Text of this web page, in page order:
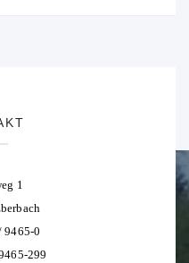
1
9465-0
299